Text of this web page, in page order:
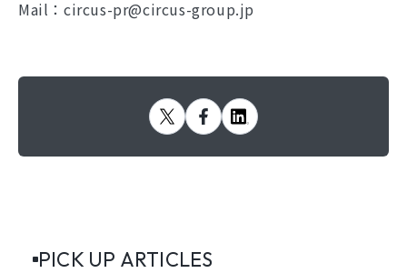
Mail：circus-pr@circus-group.jp
PICK UP ARTICLES